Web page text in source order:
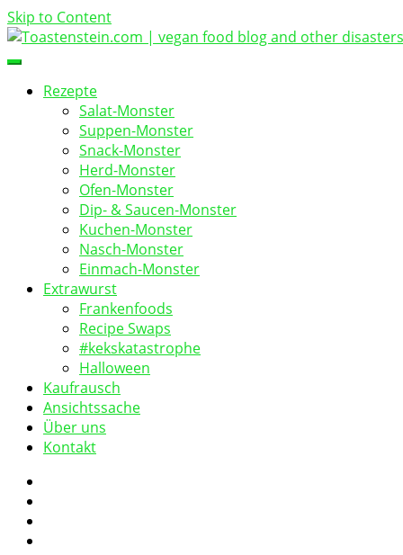
Skip to Content
Toastenstein.com
vegan food blog
Rezepte
Salat-Monster
Suppen-Monster
Snack-Monster
Herd-Monster
Ofen-Monster
Dip- & Saucen-Monster
Kuchen-Monster
Nasch-Monster
Einmach-Monster
Extrawurst
Frankenfoods
Recipe Swaps
#kekskatastrophe
Halloween
Kaufrausch
Ansichtssache
Über uns
Kontakt